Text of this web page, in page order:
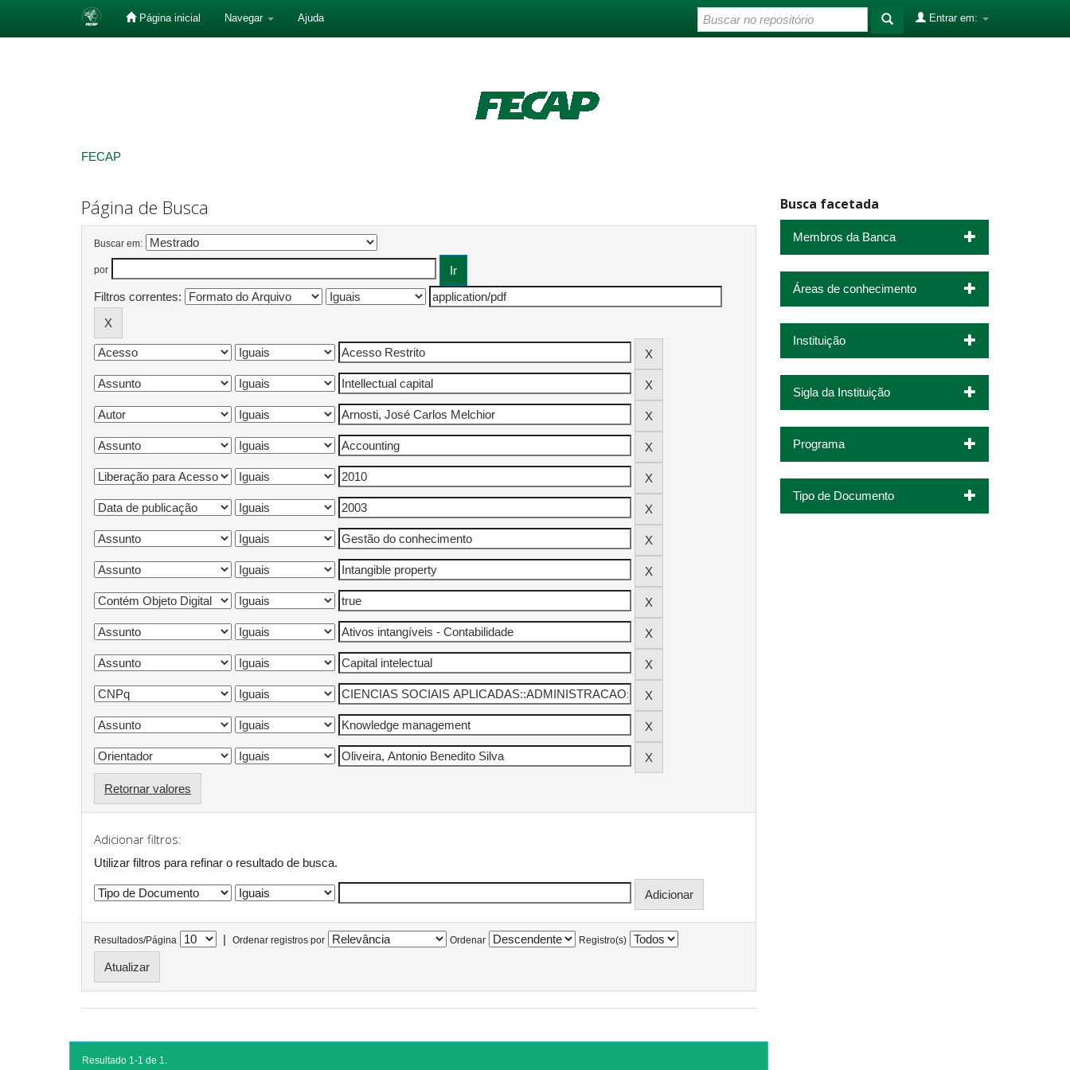
Página inicial Navegar Ajuda Entrar em:
FECAP
Página de Busca
Buscar em:
por
Filtros correntes:
Retornar valores
Adicionar filtros:
Utilizar filtros para refinar o resultado de busca.
Resultados/Página | Ordenar registros por Ordenar Registro(s)
Resultado 1-1 de 1.
Busca facetada
Membros da Banca
Áreas de conhecimento
Instituição
Sigla da Instituição
Programa
Tipo de Documento